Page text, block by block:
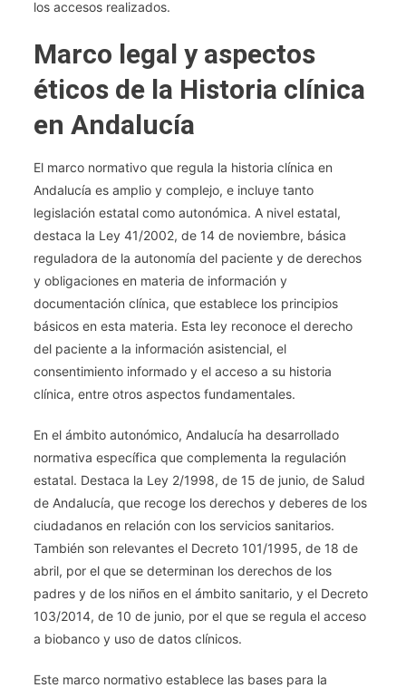
los accesos realizados.
Marco legal y aspectos
éticos de la Historia clínica
en Andalucía
El marco normativo que regula la historia clínica en
Andalucía es amplio y complejo, e incluye tanto
legislación estatal como autonómica. A nivel estatal,
destaca la Ley 41/2002, de 14 de noviembre, básica
reguladora de la autonomía del paciente y de derechos
y obligaciones en materia de información y
documentación clínica, que establece los principios
básicos en esta materia. Esta ley reconoce el derecho
del paciente a la información asistencial, el
consentimiento informado y el acceso a su historia
clínica, entre otros aspectos fundamentales.
En el ámbito autonómico, Andalucía ha desarrollado
normativa específica que complementa la regulación
estatal. Destaca la Ley 2/1998, de 15 de junio, de Salud
de Andalucía, que recoge los derechos y deberes de los
ciudadanos en relación con los servicios sanitarios.
También son relevantes el Decreto 101/1995, de 18 de
abril, por el que se determinan los derechos de los
padres y de los niños en el ámbito sanitario, y el Decreto
103/2014, de 10 de junio, por el que se regula el acceso
a biobanco y uso de datos clínicos.
Este marco normativo establece las bases para la